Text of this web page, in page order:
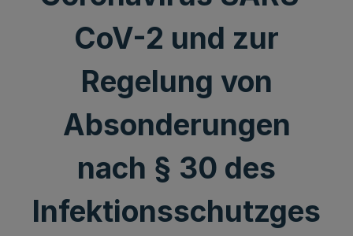
CoV-2 und zur
Regelung von
Absonderungen
nach § 30 des
Infektionsschutzges